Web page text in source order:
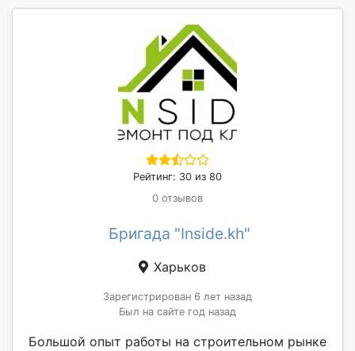
Рейтинг: 30 из 80
0 отзывов
Бригада "Inside.kh"
Харьков
Зарегистрирован 6 лет назад
Был на сайте год назад
Большой опыт работы на строительном рынке